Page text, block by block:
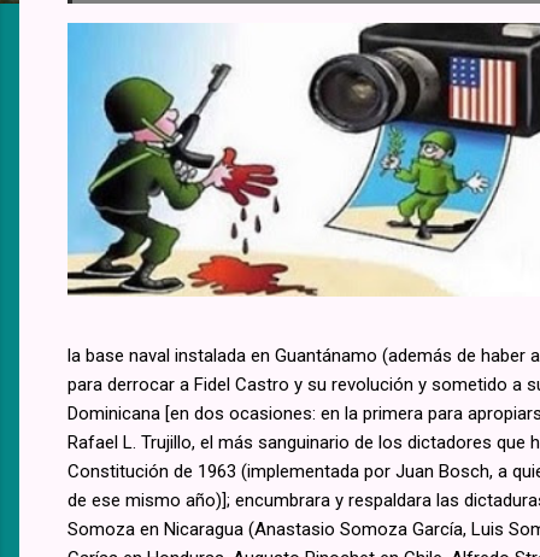
la base naval instalada en Guantánamo (además de
para derrocar a Fidel Castro y su revolución y sometido a
Dominicana [en dos ocasiones: en la primera para
Rafael L. Trujillo, el más sanguinario de los dictadores
Constitución de 1963 (implementada por Juan Bosch, a
de ese mismo año)]; encumbrara y respaldara las
Somoza en Nicaragua (Anastasio Somoza García, Luis